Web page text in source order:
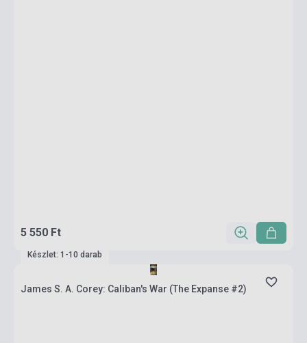
5 550 Ft
Készlet: 1-10 darab
James S. A. Corey: Caliban's War (The Expanse #2)